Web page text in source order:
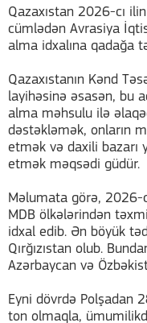
Qazaxıstan 2026-cı
cümlədən Avrasiya
alma idxalına qadağa
Qazaxıstanın Kənd
layihəsinə əsasən, bu
alma məhsulu ilə
dəstəkləmək, onların
etmək və daxili bazarı
etmək məqsədi güdür.
Məlumata görə, 2026-
MDB ölkələrindən
idxal edib. Ən böyük
Qırğızıstan olub.
Azərbaycan və
Eyni dövrdə Polşadan
ton olmaqla,